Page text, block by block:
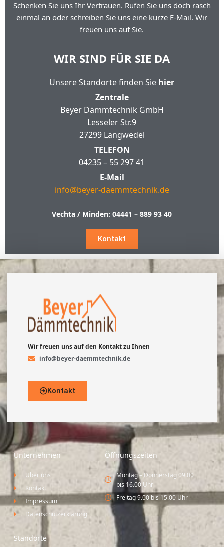
Schenken Sie uns Ihr Vertrauen. Rufen Sie uns doch rasch
einmal an oder schreiben Sie uns eine kurze E-Mail. Wir
freuen uns auf Sie.
WIR SIND FÜR SIE DA
Unsere Standorte finden Sie hier
Zentrale
Beyer Dämmtechnik GmbH
Lesseler Str.9
27299 Langwedel
TELEFON
04235 – 55 297 41
E-Mail
info@beyer-daemmtechnik.de
Vechta / Minden: 04441 – 889 93 40
Kontakt
Wir freuen uns auf den Kontakt zu Ihnen
info@beyer-daemmtechnik.de
Kontakt
Unternehmen
Über uns
Kontakt
Impressum
Datenschutzerklärung
Öffnungszeiten
Montag – Donnerstag 09.00
bis 16.00 Uhr
Freitag 9.00 bis 15.00 Uhr
Standorte